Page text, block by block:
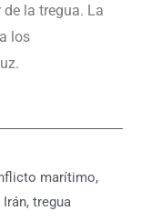
la tregua. La
los
marítimo,
Irán, tregua